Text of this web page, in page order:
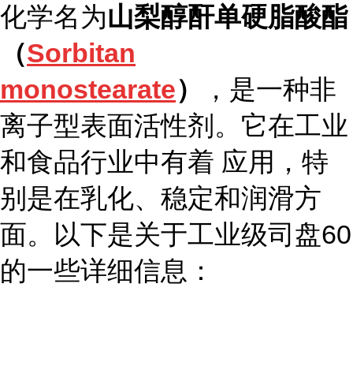
化学名为山梨醇酐单硬脂酸酯
（Sorbitan
monostearate）
，是一种非
离子型表面活性剂。它在工业
和食品行业中有着 应用，特
别是在乳化、稳定和润滑方
面。以下是关于工业级司盘60
的一些详细信息：